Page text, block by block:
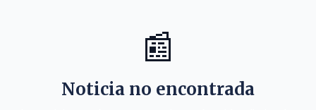
📰
Noticia no encontrada